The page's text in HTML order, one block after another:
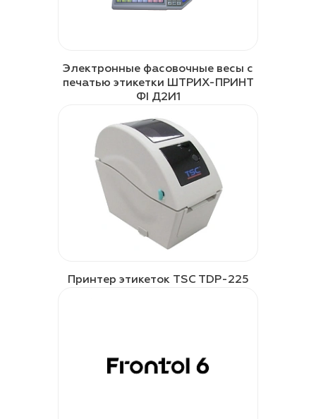
Электронные фасовочные весы с
печатью этикетки ШТРИХ-ПРИНТ
ФI Д2И1
Принтер этикеток TSC TDP-225